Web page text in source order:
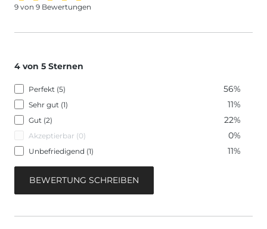
9 von 9 Bewertungen
4 von 5 Sternen
Perfekt (5) 56%
Sehr gut (1) 11%
Gut (2) 22%
Akzeptierbar (0) 0%
Unbefriedigend (1) 11%
BEWERTUNG SCHREIBEN